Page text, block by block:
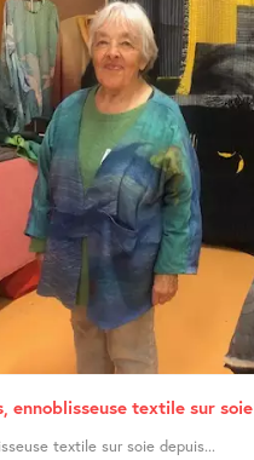
ennoblisseuse textile sur soie
textile sur soie depuis...